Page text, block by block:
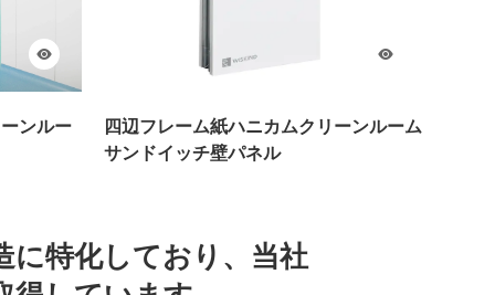
ンルー
四辺フレーム紙ハニカムクリーンルーム
サンドイッチ壁パネル
特化しており、当社